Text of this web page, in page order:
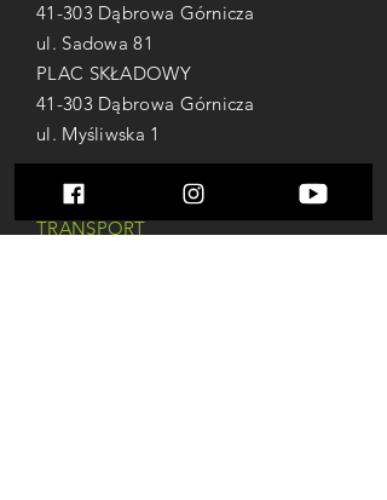
41-303 Dąbrowa Górnicza
ul. Sadowa 81
PLAC SKŁADOWY
41-303 Dąbrowa Górnicza
ul. Myśliwska 1
+48 794 520 570
TRANSPORT